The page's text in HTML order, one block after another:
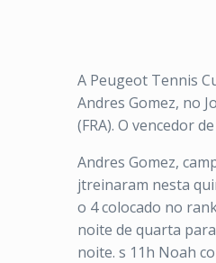
A Peugeot Tennis
Andres Gomez, no
(FRA). O vencedor
Andres Gomez,
jtreinaram nesta
o 4 colocado no
noite de quarta
noite. s 11h Noah